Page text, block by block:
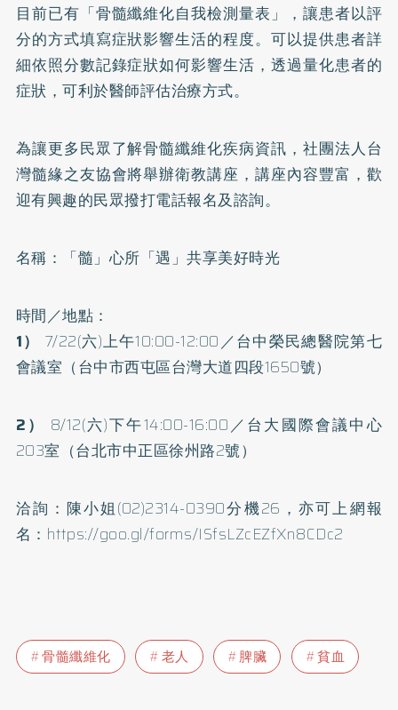
目前已有「骨髓纖維化自我檢測量表」，讓患者以評
分的方式填寫症狀影響生活的程度。可以提供患者詳
細依照分數記錄症狀如何影響生活，透過量化患者的
症狀，可利於醫師評估治療方式。
為讓更多民眾了解骨髓纖維化疾病資訊，社團法人台
灣髓緣之友協會將舉辦衛教講座，講座內容豐富，歡
迎有興趣的民眾撥打電話報名及諮詢。
名稱：「髓」心所「遇」共享美好時光
時間／地點：
1）
7/22(六)上午10:00-12:00／台中榮民總醫院第七
會議室（台中市西屯區台灣大道四段1650號）
2） 8/12(六)下午14:00-16:00／台大國際會議中心
203室（台北市中正區徐州路2號）
洽詢：陳小姐(02)2314-0390分機26，亦可上網報
名： https://goo.gl/forms/ISfsLZcEZfXn8CDc2
骨髓纖維化 老人 脾臟 貧血